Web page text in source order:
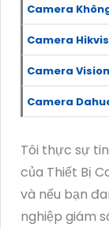
Camera
Camera
Camera
Camera
Tôi thực sự
của Thiết Bị
và nếu bạn
nghiệp giám